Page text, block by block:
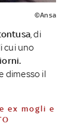
©Ansa
, di
cui uno
dimesso il